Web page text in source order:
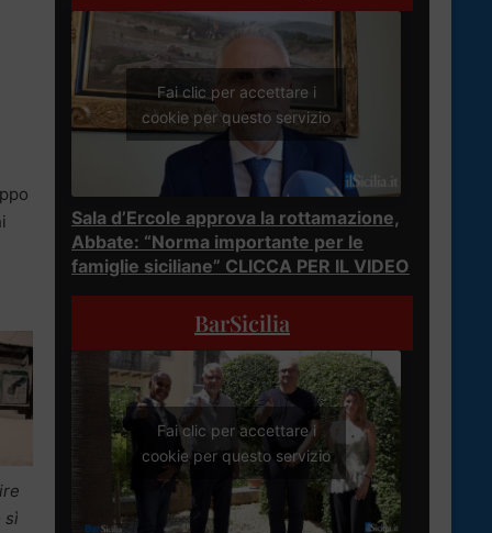
sì
Fai clic per accettare i
cookie per questo servizio
Sala d’Ercole approva la rottamazione,
Abbate: “Norma importante per le
famiglie siciliane” CLICCA PER IL VIDEO
BarSicilia
Fai clic per accettare i
cookie per questo servizio